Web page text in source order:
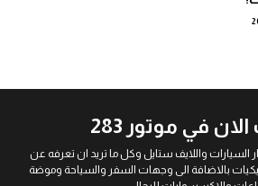
في موتور 283
السيارات واللايف ستايل وكل ما تريد ان تعرفه عن
بالاضافة الى وجهات السفر والسياحة وموضة